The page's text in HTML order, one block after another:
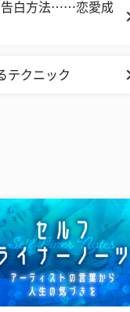
告白方法……恋愛成
テクニック